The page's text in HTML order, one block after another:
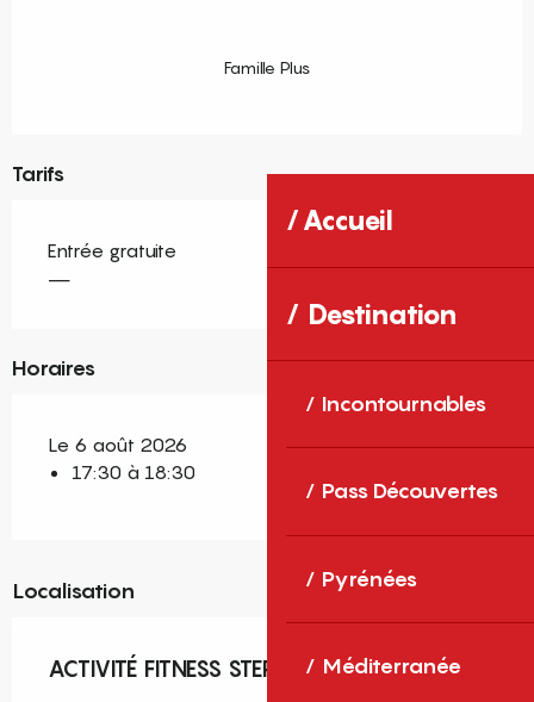
Accueil
Destination
Incontournables
Pass Découvertes
Pyrénées
Méditerranée
Famille Plus
Tarifs
Entrée gratuite
—
Horaires
Le 6 août 2026
17:30 à 18:30
Localisation
ACTIVITÉ FITNESS STEP - JEUDI 6 AOÛT